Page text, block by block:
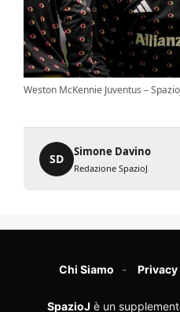
Weston McKennie Juventus –
SD
Simone Davino
Redazione SpazioJ
Chi Siamo Privacy
SpazioJ è un